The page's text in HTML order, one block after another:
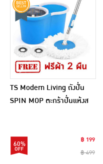
TS Modern Living ถังปั่น
SPIN MOP ตะกร้าปั่นแห้งส
60%
฿ 199
฿ 499